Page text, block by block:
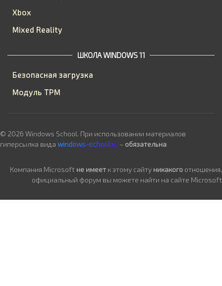
Xbox
Mixed Reality
ШКОЛА WINDOWS 11
Безопасная загрузка
Модуль TPM
© 2026 Windows School. При использовании материалов
гиперсылка вида windows-school.ru – обязательна
Компания Microsoft не имеет к этому сайту никакого отношения,
официальный форум вы можете найти на сайте Microsoft